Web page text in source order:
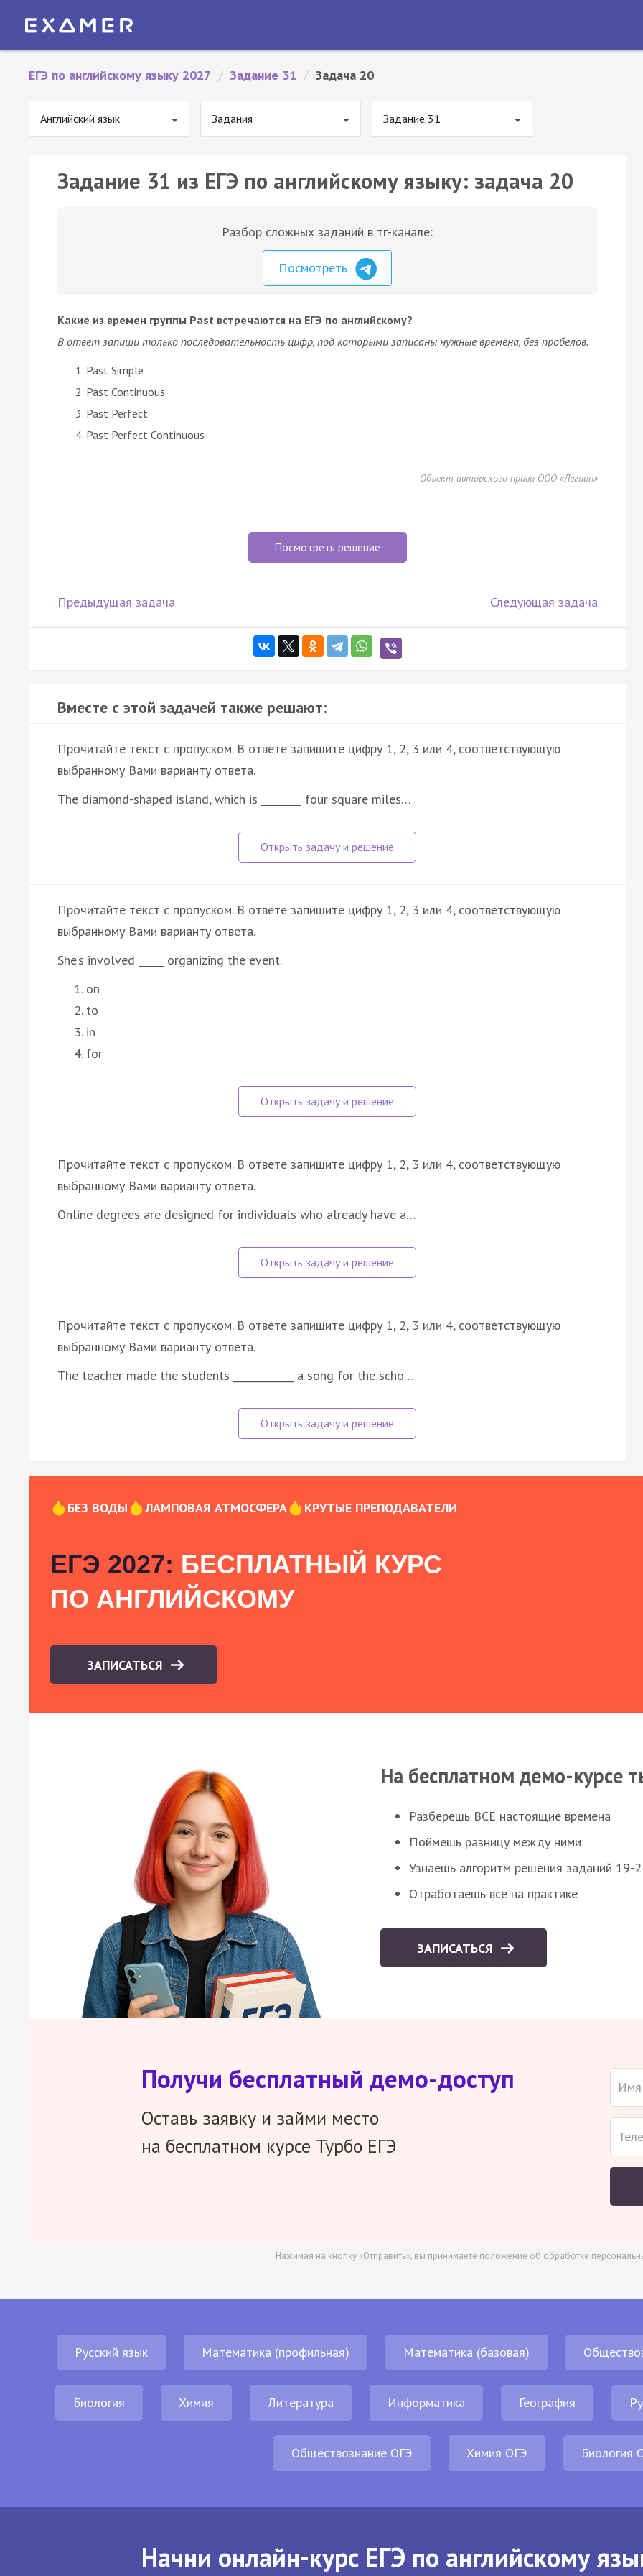
ЕГЭ по английскому языку 2027 / Задание 31 / Задача 20
Английский язык Задания Задание 31
Задание 31 из ЕГЭ по английскому языку: задача 20
Разбор сложных заданий в тг-канале:
Посмотреть
Какие из времен группы Past встречаются на ЕГЭ по английскому?
В ответ запиши только последовательность цифр, под которыми записаны нужные времена, без пробелов.
Past Simple
Past Continuous
Past Perfect
Past Perfect Continuous
Объект авторского права ООО «Легион»
Посмотреть решение
Предыдущая задача Следующая задача
Вместе с этой задачей также решают:
Прочитайте текст с пропуском. В ответе запишите цифру 1, 2, 3 или 4, соответствующую
выбранному Вами варианту ответа.
The diamond-shaped island, which is ________ four square miles…
Прочитайте текст с пропуском. В ответе запишите цифру 1, 2, 3 или 4, соответствующую
выбранному Вами варианту ответа.
She’s involved _____ organizing the event.
on
to
in
for
Прочитайте текст с пропуском. В ответе запишите цифру 1, 2, 3 или 4, соответствующую
выбранному Вами варианту ответа.
Online degrees are designed for individuals who already have a…
Прочитайте текст с пропуском. В ответе запишите цифру 1, 2, 3 или 4, соответствующую
выбранному Вами варианту ответа.
The teacher made the students ____________ a song for the scho…
БЕЗ ВОДЫ ЛАМПОВАЯ АТМОСФЕРА КРУТЫЕ ПРЕПОДАВАТЕЛИ
ЕГЭ 2027: БЕСПЛАТНЫЙ КУРС
ПО АНГЛИЙСКОМУ
ЗАПИСАТЬСЯ
На бесплатном демо-курсе
Разберешь ВСЕ настоящие времена
Поймешь разницу между ними
Узнаешь алгоритм решения заданий 19-
Отработаешь все на практике
ЗАПИСАТЬСЯ
Получи бесплатный демо-доступ
Оставь заявку и займи место
на бесплатном курсе Турбо ЕГЭ
Нажимая на кнопку «Отправить», вы принимаете положение об обработке
Русский язык Математика (профильная) Математика (базовая)
Биология Химия Литература Информатика География
Обществознание ОГЭ Химия ОГЭ Биология
Начни онлайн-курс ЕГЭ по английскому